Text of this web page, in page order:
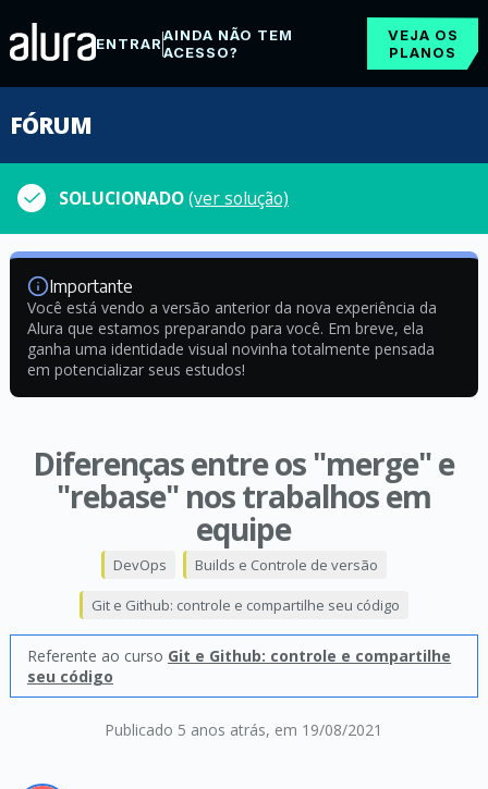
ENTRARAINDA NÃO TEM
ACESSO?
VEJA OS
PLANOS
FÓRUM
SOLUCIONADO(ver solução)
Importante
Você está vendo a versão anterior da nova experiência da
Alura que estamos preparando para você. Em breve, ela
ganha uma identidade visual novinha totalmente pensada
em potencializar seus estudos!
Diferenças entre os "merge" e
"rebase" nos trabalhos em
equipe
Publicado 5 anos atrás, em 19/08/2021
DevOps Builds e Controle de versão
Git e Github: controle e compartilhe seu código
Referente ao curso Git e Github: controle e compartilhe
seu código